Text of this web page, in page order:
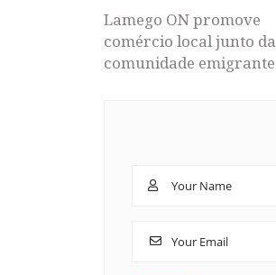
Lamego ON promove
comércio local junto da
comunidade emigrante